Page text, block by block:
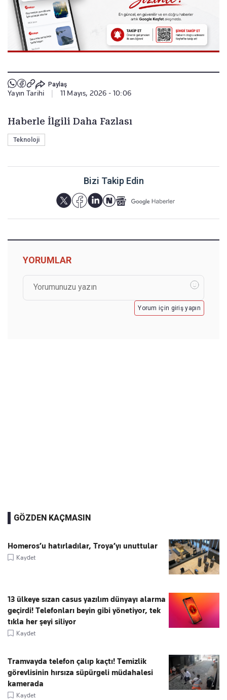
Paylaş
Yayın Tarihi 11 Mayıs, 2026 - 10:06
Haberle İlgili Daha Fazlası
Teknoloji
Bizi Takip Edin
YORUMLAR
Yorum için giriş yapın
GÖZDEN KAÇMASIN
Homeros’u hatırladılar, Troya’yı unuttular
Kaydet
13 ülkeye sızan casus yazılım dünyayı alarma
geçirdi! Telefonları beyin gibi yönetiyor, tek
tıkla her şeyi siliyor
Kaydet
Tramvayda telefon çalıp kaçtı! Temizlik
görevlisinin hırsıza süpürgeli müdahalesi
kamerada
Kaydet